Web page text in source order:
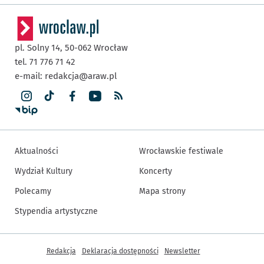
pl. Solny 14, 50-062 Wrocław
tel. 71 776 71 42
e-mail: redakcja@araw.pl
Aktualności
Wydział Kultury
Polecamy
Stypendia artystyczne
Wrocławskie festiwale
Koncerty
Mapa strony
Inne informacje
Redakcja Deklaracja dostępności Newsletter